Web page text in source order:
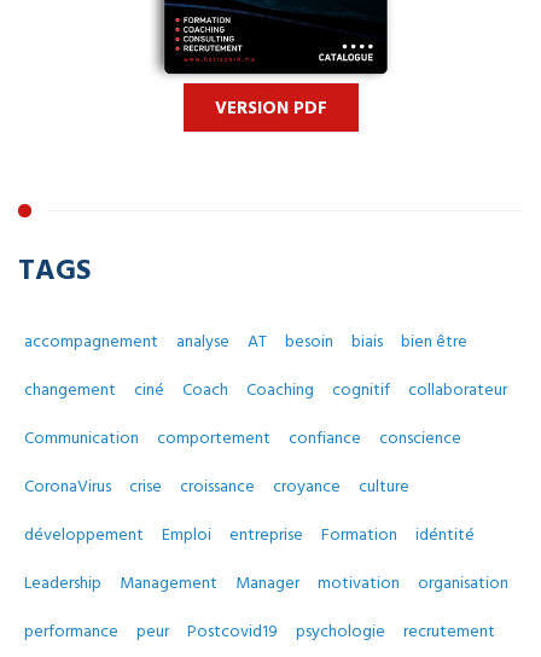
VERSION PDF
TAGS
accompagnement analyse AT besoin biais
bien être
changement
ciné Coach Coaching cognitif
collaborateur
Communication
comportement confiance
conscience
CoronaVirus
crise croissance croyance
culture
développement
Emploi entreprise Formation
idéntité
Leadership
Management Manager motivation
organisation
performance
peur Postcovid19 psychologie
recrutement